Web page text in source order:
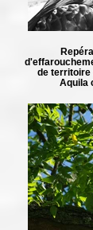
de territoire
Aquila